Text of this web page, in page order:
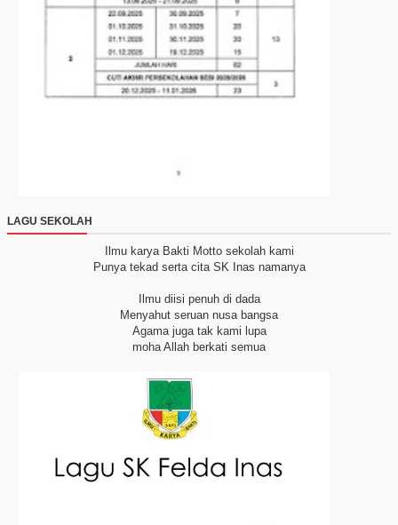
LAGU SEKOLAH
Ilmu karya Bakti Motto sekolah kami
Punya tekad serta cita SK Inas namanya
Ilmu diisi penuh di dada
Menyahut seruan nusa bangsa
Agama juga tak kami lupa
moha Allah berkati semua